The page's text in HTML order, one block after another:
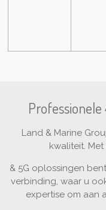
Professionele
Land & Marine
kwaliteit.
& 5G oplossingen
verbinding, waar u
expertise om aan